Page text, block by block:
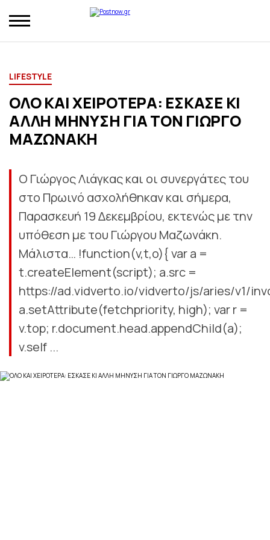
LIFESTYLE
ΟΛΟ ΚΑΙ ΧΕΙΡΟΤΕΡΑ: ΕΣΚΑΣΕ ΚΙ
ΑΛΛΗ ΜΗΝΥΣΗ ΓΙΑ ΤΟΝ ΓΙΩΡΓΟ
ΜΑΖΩΝΑΚΗ
Ο Γιώργος Λιάγκας και οι συνεργάτες του
στο Πρωινό ασχολήθηκαν και σήμερα,
Παρασκευή 19 Δεκεμβρίου, εκτενώς με την
υπόθεση με του Γιώργου Μαζωνάκη.
Μάλιστα… !function(v,t,o){ var a =
t.createElement(script); a.src =
https://ad.vidverto.io/vidverto/js/aries/v1/
a.setAttribute(fetchpriority, high); var r =
v.top; r.document.head.appendChild(a);
v.self ...